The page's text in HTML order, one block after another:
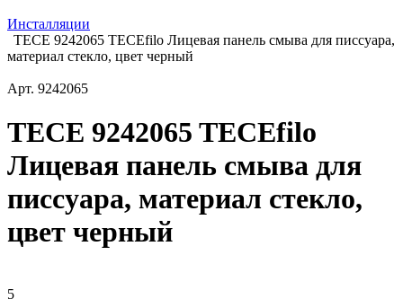
Инсталляции
TECE 9242065 TECEfilo Лицевая панель смыва для писсуара,
материал стекло, цвет черный
Арт. 9242065
TECE 9242065 TECEfilo
Лицевая панель смыва для
писсуара, материал стекло,
цвет черный
5